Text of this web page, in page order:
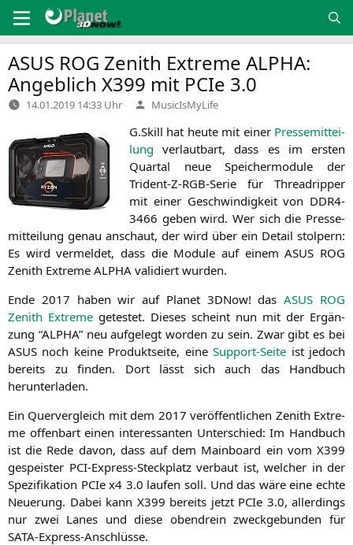
Inhalt
springen
ASUS ROG Zenith Extreme ALPHA:
Angeblich X399 mit PCIe 3.0
14.01.2019 14:33 Uhr Verfasst
von
MusicIsMyLife
G.Skill hat heu­te mit einer Pres­se­mit­tei­
lung ver­laut­bart, dass es im ers­ten
Quar­tal neue Spei­cher­mo­du­le der
Trident-Z-RGB-Serie für Thre­ad­rip­per
mit einer Geschwin­dig­keit von DDR4-
3466 geben wird. Wer sich die Pres­se­
mit­tei­lung genau anschaut, der wird über ein Detail stol­pern:
Es wird ver­mel­det, dass die Modu­le auf einemASUS ROG
Zenith Extre­me ALPHA vali­diert wurden.
Ende 2017 haben wir auf Pla­net 3DNow! dasASUS ROG
Zenith Extre­me getes­tet. Die­ses scheint nun mit der Ergän­
zung “ALPHA” neu auf­ge­legt wor­den zu sein. Zwar gibt es bei
ASUS noch kei­ne Pro­dukt­sei­te, eineSup­port-Sei­te ist jedoch
bereits zu fin­den. Dort lässt sich auch das Hand­buch
herunterladen.
Ein Quer­ver­gleich mit dem 2017 ver­öf­fent­li­chen Zenith Extre­
me offen­bart einen inter­es­san­ten Unter­schied: Im Hand­buch
ist die Rede davon, dass auf dem Main­board ein vom X399
gespeis­ter PCI-Express-Steck­platz ver­baut ist, wel­cher in der
Spe­zi­fi­ka­ti­on PCIe x4 3.0 lau­fen soll. Und das wäre eine ech­te
Neue­rung. Dabei kann X399 bereits jetzt PCIe 3.0, aller­dings
nur zwei Lanes und die­se oben­drein zweck­ge­bun­den für
SATA-Express-Anschlüsse.